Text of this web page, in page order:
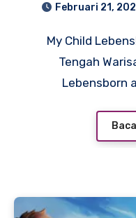
Februari 21,
My Child Lebensborn: Mengasuh Anak di
Tengah
Lebensborn